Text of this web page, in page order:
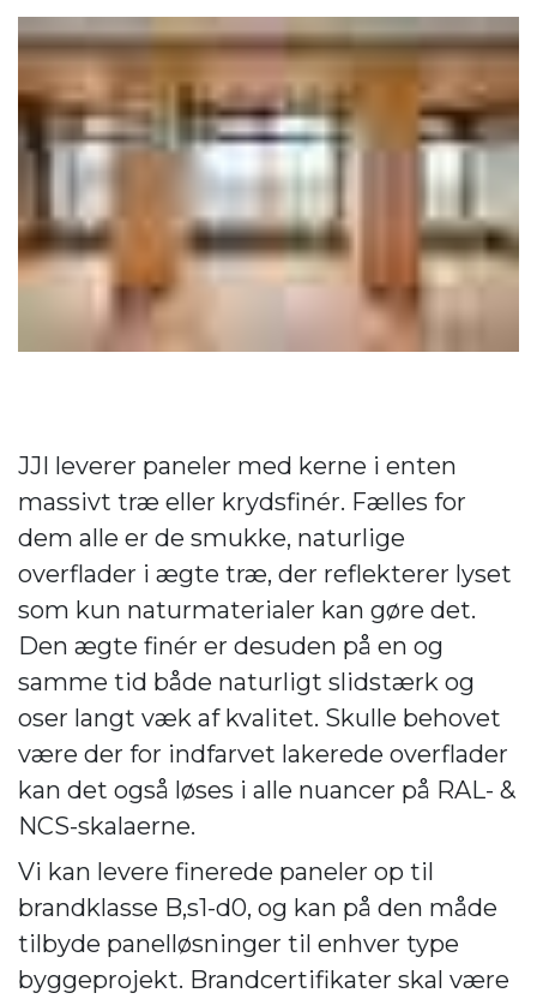
JJI leverer paneler med kerne i enten
massivt træ eller krydsfinér. Fælles for
dem alle er de smukke, naturlige
overflader i ægte træ, der reflekterer lyset
som kun naturmaterialer kan gøre det.
Den ægte finér er desuden på en og
samme tid både naturligt slidstærk og
oser langt væk af kvalitet. Skulle behovet
være der for indfarvet lakerede overflader
kan det også løses i alle nuancer på RAL- &
NCS-skalaerne.
Vi kan levere finerede paneler op til
brandklasse B,s1-d0, og kan på den måde
tilbyde panelløsninger til enhver type
byggeprojekt. Brandcertifikater skal være